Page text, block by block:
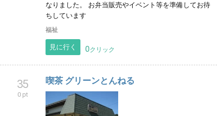
なりました。 お弁当販売やイベント等を準備してお待
ちしています
福祉
見に行く 0クリック
35
0 pt
喫茶 グリーンとんねる